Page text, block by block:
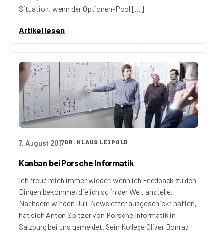
Situation, wenn der Optionen-Pool […]
Artikel lesen
7. August 2017DR. KLAUS LEOPOLD
Kanban bei Porsche Informatik
Ich freue mich immer wieder, wenn ich Feedback zu den
Dingen bekomme, die ich so in der Welt anstelle.
Nachdem wir den Juli-Newsletter ausgeschickt hatten,
hat sich Anton Spitzer von Porsche Informatik in
Salzburg bei uns gemeldet. Sein Kollege Oliver Bonrad